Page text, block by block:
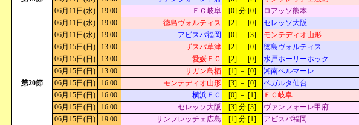
06月11日(水)
19:00 ＦＣ岐阜 [0] 分 [0] ロアッソ熊本
06月11日(水)
19:00 徳島ヴォルティス [2] － [0] セレッソ大阪
06月11日(水)
19:00 アビスパ福岡 [0] － [3] モンテディオ山形
第20節
06月15日(日) 13:00 ザスパ草津 [2] － [0] 徳島ヴォルティス
06月15日(日)
13:00 愛媛ＦＣ [2] － [0] 水戸ホーリーホック
06月15日(日)
13:00 サガン鳥栖 [1] － [0] 湘南ベルマーレ
06月15日(日)
16:00 モンテディオ山形 [3] － [0] ベガルタ仙台
06月15日(日)
16:00 横浜ＦＣ [0] － [1] ＦＣ岐阜
06月15日(日)
16:00 セレッソ大阪 [3] 分 [3] ヴァンフォーレ甲府
06月15日(日)
19:00 サンフレッチェ広島 [1] 分 [1] アビスパ福岡